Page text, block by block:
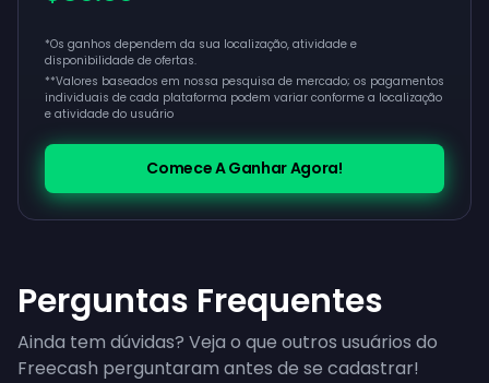
*Os ganhos dependem da sua localização, atividade e
disponibilidade de ofertas.
**Valores baseados em nossa pesquisa de mercado; os pagamentos
individuais de cada plataforma podem variar conforme a localização
e atividade do usuário
Comece A Ganhar Agora!
Perguntas Frequentes
Ainda tem dúvidas? Veja o que outros usuários do
Freecash perguntaram antes de se cadastrar!